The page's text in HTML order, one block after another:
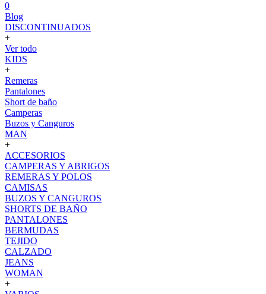
0
Blog
DISCONTINUADOS
+
Ver todo
KIDS
+
Remeras
Pantalones
Short de baño
Camperas
Buzos y Canguros
MAN
+
ACCESORIOS
CAMPERAS Y ABRIGOS
REMERAS Y POLOS
CAMISAS
BUZOS Y CANGUROS
SHORTS DE BAÑO
PANTALONES
BERMUDAS
TEJIDO
CALZADO
JEANS
WOMAN
+